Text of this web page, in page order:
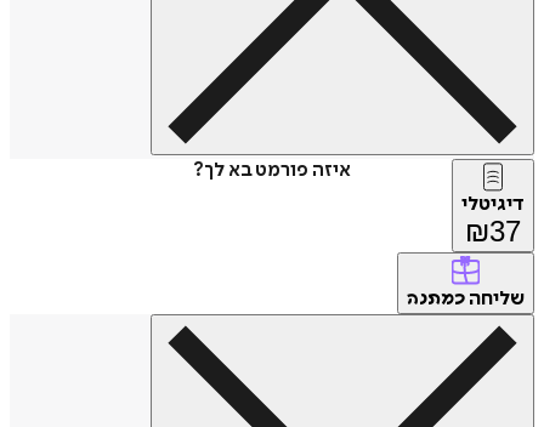
איזה פורמט בא לך?
דיגיטלי
₪37
שליחה כמתנה